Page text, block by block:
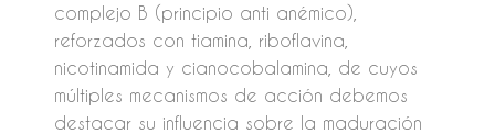
complejo B (principio anti anémico),
reforzados con tiamina, riboflavina,
nicotinamida y cianocobalamina, de cuyos
múltiples mecanismos de acción debemos
destacar su influencia sobre la maduración